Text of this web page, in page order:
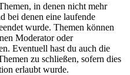
in denen nicht mehr
bei denen eine laufende
wurde. Themen können
Moderator oder
Eventuell hast du auch die
zu schließen, sofern dies
erlaubt wurde.